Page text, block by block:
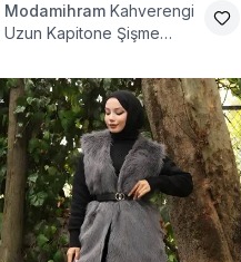
Modamihram Kahverengi
Uzun Kapitone Şişme